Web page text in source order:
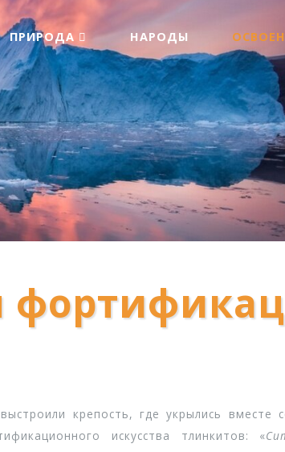
ПРИРОДА НАРОДЫ
крепость, где укрылись вместе
искусства тлинкитов: «